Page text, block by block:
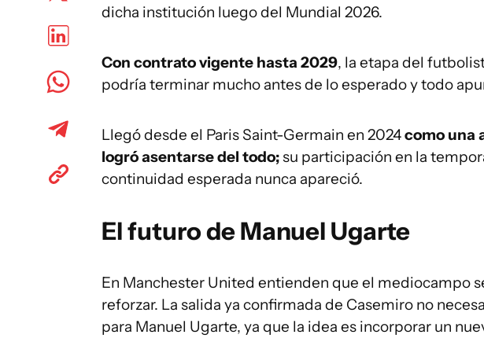
dicha institución luego del Mundial 2026.
Con contrato vigente hasta 2029, la etapa del
podría terminar mucho antes de lo esperado y todo
Llegó desde el Paris Saint-Germain en 2024como una
logró asentarse del todo;su participación en la
continuidad esperada nunca apareció.
El futuro de Manuel Ugarte
En Manchester United entienden que el mediocampo
reforzar. La salida ya confirmada de Casemiro no
para Manuel Ugarte, ya que la idea es incorporar un